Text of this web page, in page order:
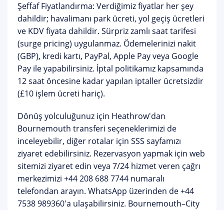
Şeffaf Fiyatlandırma: Verdiğimiz fiyatlar her şey
dahildir; havalimanı park ücreti, yol geçiş ücretleri
ve KDV fiyata dahildir. Sürpriz zamlı saat tarifesi
(surge pricing) uygulanmaz. Ödemelerinizi nakit
(GBP), kredi kartı, PayPal, Apple Pay veya Google
Pay ile yapabilirsiniz. İptal politikamız kapsamında
12 saat öncesine kadar yapılan iptaller ücretsizdir
(£10 işlem ücreti hariç).
Dönüş yolculuğunuz için Heathrow'dan
Bournemouth transferi seçeneklerimizi de
inceleyebilir, diğer rotalar için SSS sayfamızı
ziyaret edebilirsiniz. Rezervasyon yapmak için web
sitemizi ziyaret edin veya 7/24 hizmet veren çağrı
merkezimizi +44 208 688 7744 numaralı
telefondan arayın. WhatsApp üzerinden de +44
7538 989360'a ulaşabilirsiniz. Bournemouth–City